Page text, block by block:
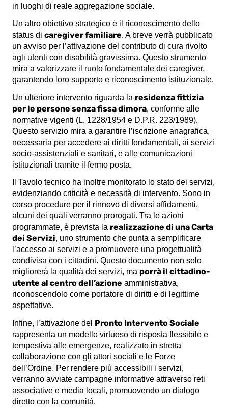
in luoghi di reale aggregazione sociale.
Un altro obiettivo strategico è il riconoscimento dello
status di caregiver familiare. A breve verrà pubblicato
un avviso per l’attivazione del contributo di cura rivolto
agli utenti con disabilità gravissima. Questo strumento
mira a valorizzare il ruolo fondamentale dei caregiver,
garantendo loro supporto e riconoscimento istituzionale.
Un ulteriore intervento riguarda la residenza fittizia
per le persone senza fissa dimora, conforme alle
normative vigenti (L. 1228/1954 e D.P.R. 223/1989).
Questo servizio mira a garantire l’iscrizione anagrafica,
necessaria per accedere ai diritti fondamentali, ai servizi
socio-assistenziali e sanitari, e alle comunicazioni
istituzionali tramite il fermo posta.
Il Tavolo tecnico ha inoltre monitorato lo stato dei servizi,
evidenziando criticità e necessità di intervento. Sono in
corso procedure per il rinnovo di diversi affidamenti,
alcuni dei quali verranno prorogati. Tra le azioni
programmate, è prevista la realizzazione di una Carta
dei Servizi, uno strumento che punta a semplificare
l’accesso ai servizi e a promuovere una progettualità
condivisa con i cittadini. Questo documento non solo
migliorerà la qualità dei servizi, ma porrà il cittadino-
utente al centro dell’azione amministrativa,
riconoscendolo come portatore di diritti e di legittime
aspettative.
Infine, l’attivazione del Pronto Intervento Sociale
rappresenta un modello virtuoso di risposta flessibile e
tempestiva alle emergenze, realizzato in stretta
collaborazione con gli attori sociali e le Forze
dell’Ordine. Per rendere più accessibili i servizi,
verranno avviate campagne informative attraverso reti
associative e media locali, promuovendo un dialogo
diretto con la comunità.